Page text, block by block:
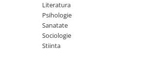
Literatura
Psihologie
Sanatate
Sociologie
Stiinta